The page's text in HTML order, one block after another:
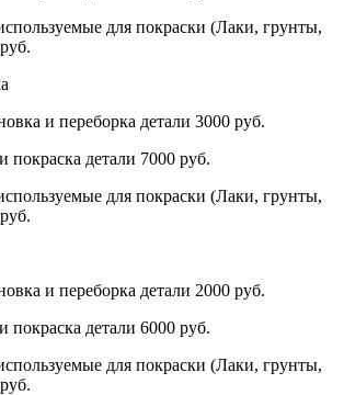
для покраски (Лаки, грунты,
и переборка детали 3000 руб.
покраска детали 7000 руб.
для покраски (Лаки, грунты,
и переборка детали 2000 руб.
покраска детали 6000 руб.
для покраски (Лаки, грунты,